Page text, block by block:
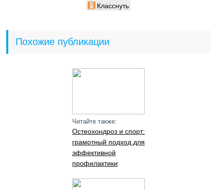
Класснуть
Похожие публикации
Читайте также:
Остеохондроз и спорт:
грамотный подход для
эффективной
профилактики